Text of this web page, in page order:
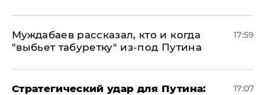
Муждабаев рассказал, кто и когда
"выбьет табуретку" из-под Путина
17:59
Стратегический удар для Путина:
17:07